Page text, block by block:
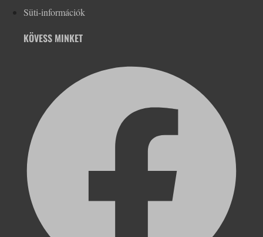
Süti-információk
KÖVESS MINKET